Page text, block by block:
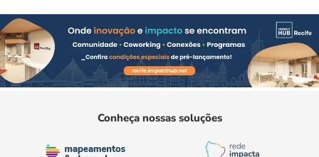
Conheça nossas soluções